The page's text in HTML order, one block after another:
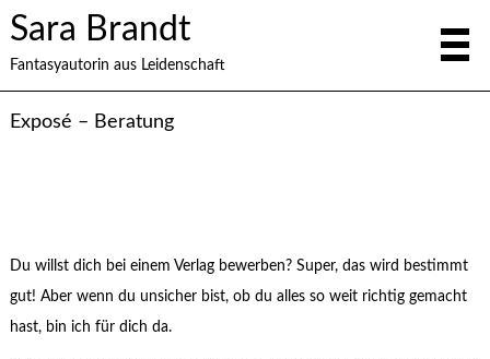
Sara Brandt
Fantasyautorin aus Leidenschaft
Exposé – Beratung
Du willst dich bei einem Verlag bewerben? Super, das wird bestimmt
gut! Aber wenn du unsicher bist, ob du alles so weit richtig gemacht
hast, bin ich für dich da.